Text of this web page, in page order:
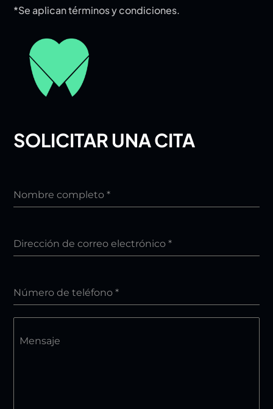
*Se aplican términos y condiciones.
SOLICITAR UNA CITA
Nombre completo*
Dirección de correo electrónico*
Número de teléfono*
Mensaje